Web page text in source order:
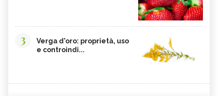
3
Verga d'oro: proprietà, uso
e controindi...